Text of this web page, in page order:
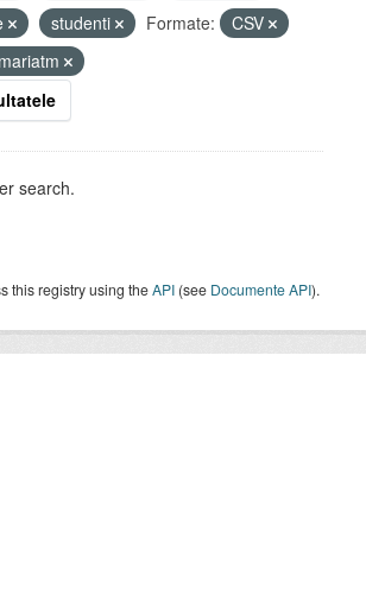
studenti Formate:
CSV
search.
this registry using theAPI (see Documente API).